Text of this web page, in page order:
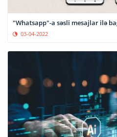
"Whatsapp"-a səsli mesajlar ilə
03-04-2022